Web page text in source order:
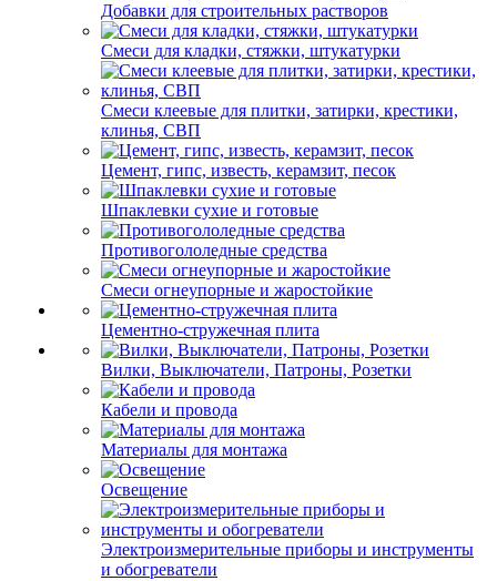
Добавки для строительных растворов
Смеси для кладки, стяжки, штукатурки
Смеси клеевые для плитки, затирки, крестики,
клинья, СВП
Цемент, гипс, известь, керамзит, песок
Шпаклевки сухие и готовые
Противогололедные средства
Смеси огнеупорные и жаростойкие
Цементно-стружечная плита
Вилки, Выключатели, Патроны, Розетки
Кабели и провода
Материалы для монтажа
Освещение
Электроизмерительные приборы и инструменты
и обогреватели